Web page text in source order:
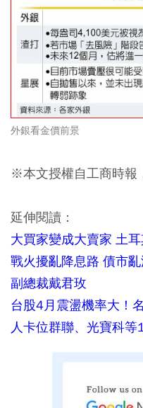
外銀看金價前景
※本文授權自工商時報
延伸閱讀：
大買家變成大賣家 土
戰火擾亂降息路 債市
副總裁戴君玫
台股4月震盪機率大！
人卡位群聯、光寶科等